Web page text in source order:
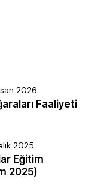
2026
Faaliyeti
2025
Eğitim
2025)